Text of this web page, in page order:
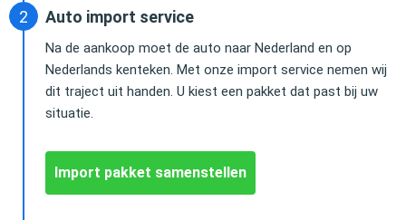
Auto import service
Na de aankoop moet de auto naar Nederland en op
Nederlands kenteken. Met onze import service nemen wij
dit traject uit handen. U kiest een pakket dat past bij uw
situatie.
Import pakket samenstellen